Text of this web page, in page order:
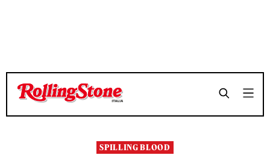
TEMPO DI LETTURA 4 MINUTI
TEMPO DI LETTURA 4 MINUTI
SPILLING BLOOD